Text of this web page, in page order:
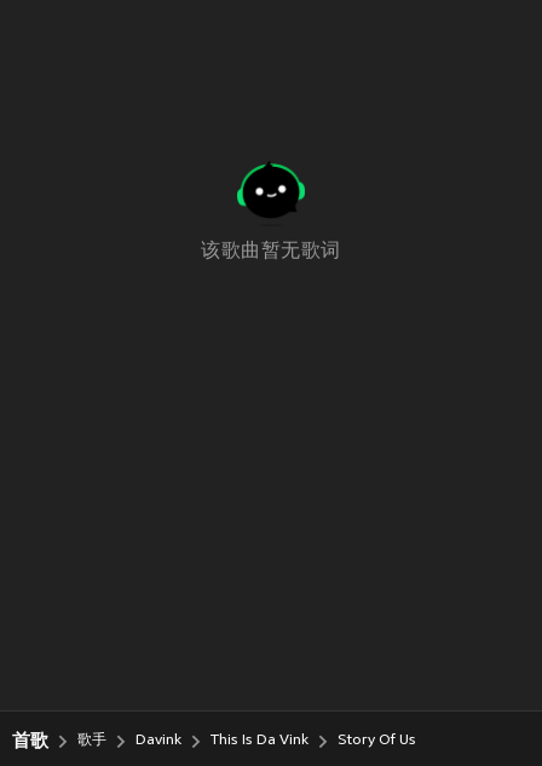
该歌曲暂无歌词
首歌 歌手 Davink This Is Da Vink Story Of Us